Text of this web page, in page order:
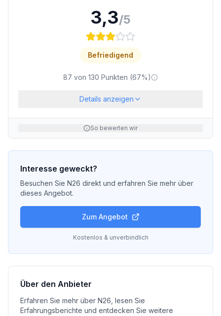
3,3/5
Befriedigend
87 von 130 Punkten (67%)
Details anzeigen
So bewerten wir
Interesse geweckt?
Besuchen Sie N26 direkt und erfahren Sie mehr über
dieses Angebot.
Zum Angebot
Kostenlos & unverbindlich
Über den Anbieter
Erfahren Sie mehr über N26 , lesen Sie
Erfahrungsberichte und entdecken Sie weitere